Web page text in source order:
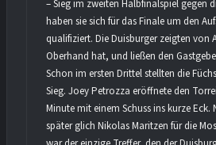
– Sieg im zweiten Halbfinalspiel gegen
haben sie sich für das Finale um den
qualifiziert. Die Duisburger zeigten von
Oberhand hat, und ließen den
Schon im ersten Drittel stellten die
Sieg. Joey Petrozza eröffnete den
Minute mit einem Schuss ins kurze Eck.
später glich Nikolas Maritzen für die